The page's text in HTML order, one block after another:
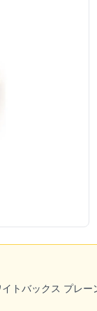
トバックス プレー